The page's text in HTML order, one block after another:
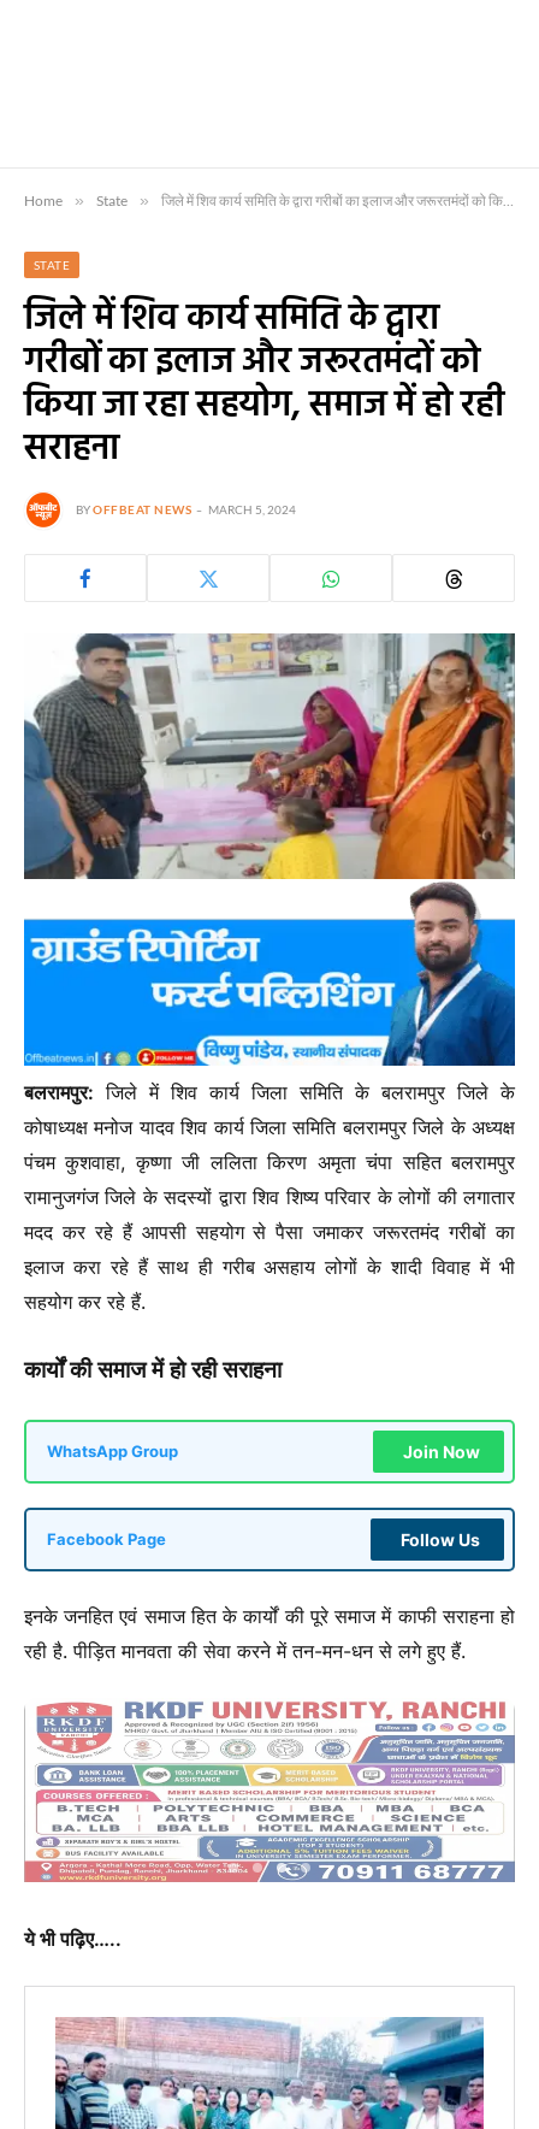
Home » State » जिले में शिव कार्य समिति के द्वारा गरीबों का इलाज और जरूरतमंदों को किया जा रहा सहयोग, समाज में हो रही सराहना
STATE
जिले में शिव कार्य समिति के द्वारा
गरीबों का इलाज और जरूरतमंदों को
किया जा रहा सहयोग, समाज में हो रही
सराहना
BYOFFBEAT NEWS MARCH 5, 2024
बलरामपुर: जिले में शिव कार्य जिला समिति के बलरामपुर जिले के
कोषाध्यक्ष मनोज यादव शिव कार्य जिला समिति बलरामपुर जिले के अध्यक्ष
पंचम कुशवाहा, कृष्णा जी ललिता किरण अमृता चंपा सहित बलरामपुर
रामानुजगंज जिले के सदस्यों द्वारा शिव शिष्य परिवार के लोगों की लगातार
मदद कर रहे हैं आपसी सहयोग से पैसा जमाकर जरूरतमंद गरीबों का
इलाज करा रहे हैं साथ ही गरीब असहाय लोगों के शादी विवाह में भी
सहयोग कर रहे हैं.
कार्यों की समाज में हो रही सराहना
WhatsApp Group Join Now
Facebook Page Follow Us
इनके जनहित एवं समाज हित के कार्यों की पूरे समाज में काफी सराहना हो
रही है. पीड़ित मानवता की सेवा करने में तन-मन-धन से लगे हुए हैं.
ये भी पढ़िए…..